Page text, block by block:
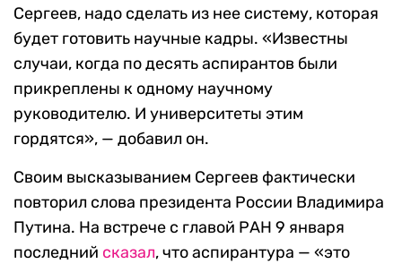
Сергеев, надо сделать из нее систему, которая
будет готовить научные кадры. «Известны
случаи, когда по десять аспирантов были
прикреплены к одному научному
руководителю. И университеты этим
гордятся», — добавил он.
Своим высказыванием Сергеев фактически
повторил слова президента России Владимира
Путина. На встрече с главой РАН 9 января
последний сказал, что аспирантура — «это